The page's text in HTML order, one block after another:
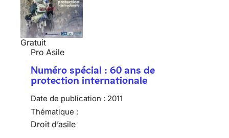
Gratuit
Pro Asile
Numéro spécial : 60 ans de
protection internationale
Date de publication : 2011
Thématique :
Droit d’asile